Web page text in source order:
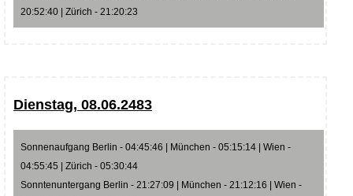
20:52:40 | Zürich - 21:20:23
Dienstag, 08.06.2483
Sonnenaufgang Berlin - 04:45:46 | München - 05:15:14 | Wien -
04:55:45 | Zürich - 05:30:44
Sonntenuntergang Berlin - 21:27:09 | München - 21:12:16 | Wien -